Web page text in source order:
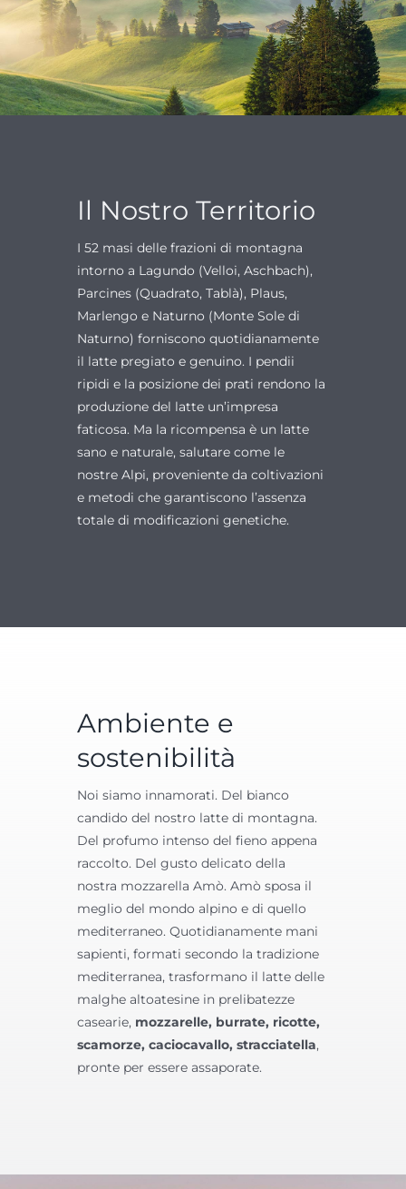
Il Nostro Territorio
I 52 masi delle frazioni di montagna
intorno a Lagundo (Velloi, Aschbach),
Parcines (Quadrato, Tablà), Plaus,
Marlengo e Naturno (Monte Sole di
Naturno) forniscono quotidianamente
il latte pregiato e genuino. I pendii
ripidi e la posizione dei prati rendono la
produzione del latte un’impresa
faticosa. Ma la ricompensa è un latte
sano e naturale, salutare come le
nostre Alpi, proveniente da coltivazioni
e metodi che garantiscono l’assenza
totale di modificazioni genetiche.
Ambiente e
sostenibilità
Noi siamo innamorati. Del bianco
candido del nostro latte di montagna.
Del profumo intenso del fieno appena
raccolto. Del gusto delicato della
nostra mozzarella Amò. Amò sposa il
meglio del mondo alpino e di quello
mediterraneo. Quotidianamente mani
sapienti, formati secondo la tradizione
mediterranea, trasformano il latte delle
malghe altoatesine in prelibatezze
casearie, mozzarelle, burrate, ricotte,
scamorze, caciocavallo, stracciatella,
pronte per essere assaporate.